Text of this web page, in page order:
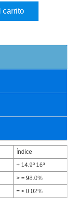
carrito
Índice
+ 14.9º 16º
> = 98.0%
= < 0.02%